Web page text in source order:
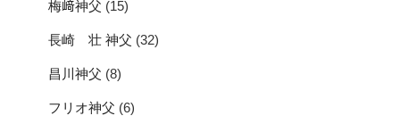
梅﨑神父 (15)
長崎 壮 神父 (32)
昌川神父 (8)
フリオ神父 (6)